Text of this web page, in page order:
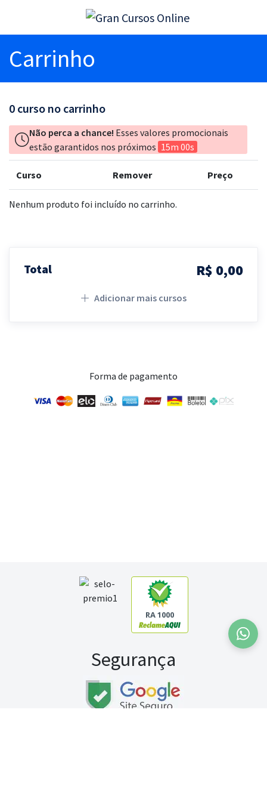
Carrinho
0 curso no carrinho
Não perca a chance! Esses valores promocionais
estão garantidos nos próximos 15m 00s
Curso Remover Preço
Nenhum produto foi incluído no carrinho.
Total R$ 0,00
Adicionar mais cursos
Forma de pagamento
RA 1000
Segurança